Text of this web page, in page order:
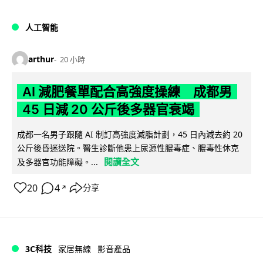
人工智能
arthur 20 小時
AI 減肥餐單配合高強度操練 成都男
45 日減 20 公斤後多器官衰竭
成都一名男子跟隨 AI 制訂高強度減脂計劃，45 日內減去約 20
公斤後昏迷送院。醫生診斷他患上尿源性膿毒症、膿毒性休克
及多器官功能障礙。...
閱讀全文
20 4 ↗ 分享
3C科技 家居無線 影音產品